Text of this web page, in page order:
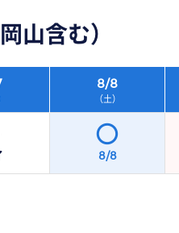
山含む）
8/8
（土）
8/8